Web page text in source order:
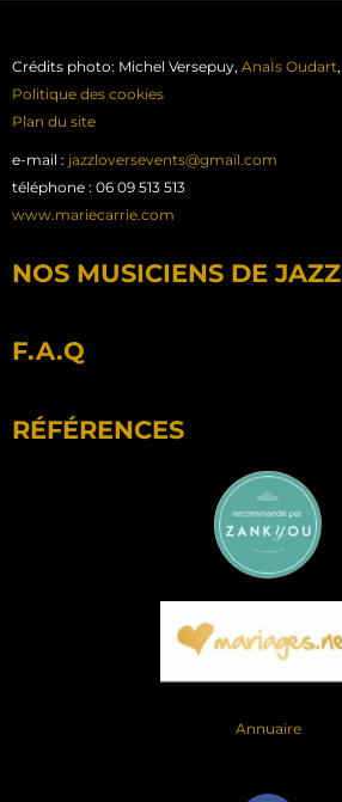
Crédits photo: Michel Versepuy, AnaÏs Oudart,
Politique des cookies
Plan du site
e-mail : jazzloversevents@gmail.com
téléphone : 06 09 513 513
www.mariecarrie.com
NOS MUSICIENS DE JAZZ
F.A.Q
RÉFÉRENCES
Annuaire